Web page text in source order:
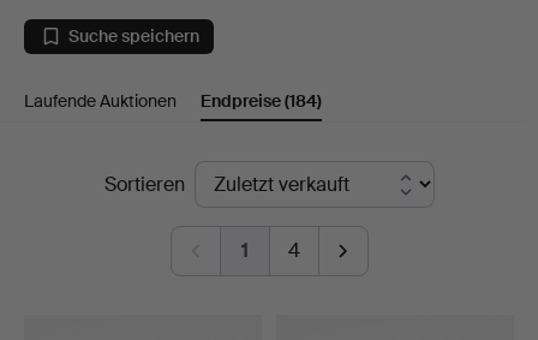
Stockholms
Auktionsverk
Suche speichern
Laufende Auktionen Endpreise(184)
EndpreiseSortieren
1 4